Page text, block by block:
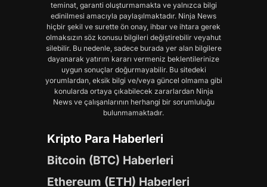
teminat, garanti oluşturmamakta ve yalnızca bilgi
edinilmesi amacıyla paylaşılmaktadır. Ninja News
hiçbir şekil ve surette ön onay, ihbar ve ihtara gerek
olmaksızın söz konusu bilgileri değiştirebilir veyahut
silebilir. Bu nedenle, sadece burada yer alan bilgilere
dayanarak yatırım kararı vermeniz beklentilerinize
uygun sonuçlar doğurmayabilir. Bu sitedeki
yorumlardan, eksik bilgi ve/veya güncel olmama gibi
konularda ortaya çıkabilecek zararlardan Ninja
News ve çalışanlarının herhangi bir sorumluluğu
bulunmamaktadır.
Kripto Para Haberleri
Bitcoin (BTC) Haberleri
Ethereum (ETH) Haberleri